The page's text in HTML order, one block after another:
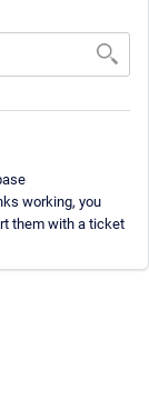
working, you
them with a ticket